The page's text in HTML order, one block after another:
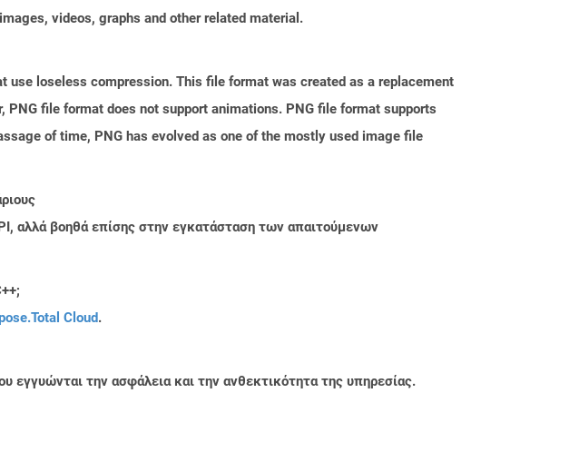
videos, graphs and other related material.
loseless compression. This file format was created as a replacement
file format does not support animations. PNG file format supports
of time, PNG has evolved as one of the mostly used image file
αλλά βοηθά επίσης στην εγκατάσταση των απαιτούμενων
Cloud.
εγγυώνται την ασφάλεια και την ανθεκτικότητα της υπηρεσίας.